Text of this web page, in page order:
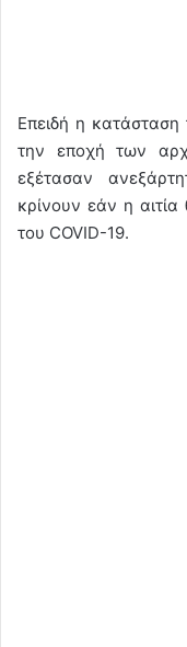
Επειδή η
την εποχή των
εξέτασαν
κρίνουν εάν η
του COVID-19.